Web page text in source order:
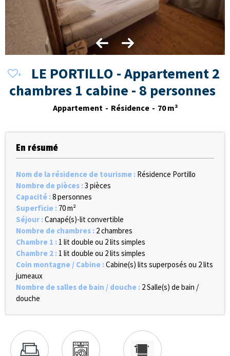
LE PORTILLO - Appartement 2
chambres 1 cabine - 8 personnes
Appartement Résidence 70 m²
En résumé
Nom de la résidence de tourisme : Résidence Portillo
Nombre de pièces :3 pièces
Capacité :8 personnes
Superficie : 70m²
Séjour :Canapé(s)-lit convertible
Nombre de chambres : 2 chambres
Chambre 1 : 1 lit double ou 2 lits simples
Chambre 2 : 1 lit double ou 2 lits simples
Coin montagne / Cabine :Cabine(s) lits superposés ou 2 lits
jumeaux
Nombre de salles de bain / douche : 2Salle(s) de bain /
douche